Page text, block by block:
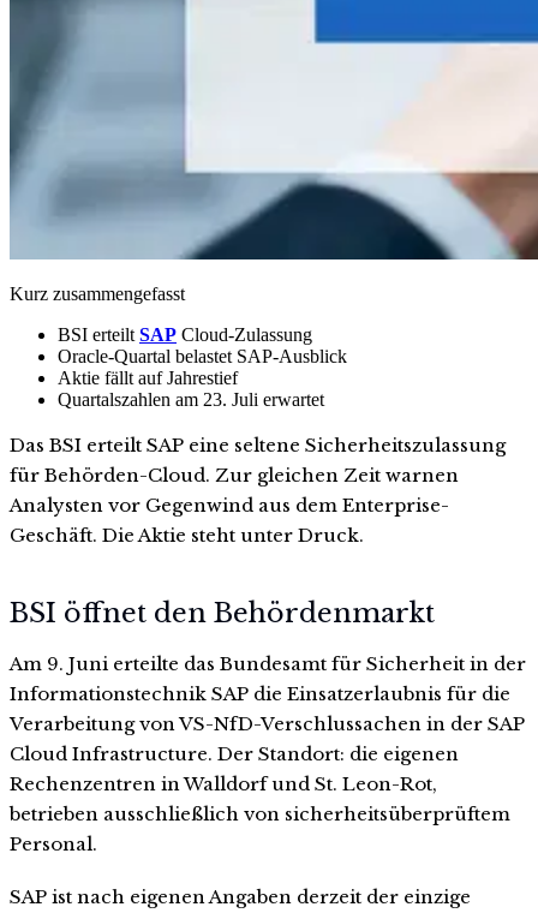
Kurz zusammengefasst
BSI erteilt SAP Cloud-Zulassung
Oracle-Quartal belastet SAP-Ausblick
Aktie fällt auf Jahrestief
Quartalszahlen am 23. Juli erwartet
Das BSI erteilt SAP eine seltene Sicherheitszulassung
für Behörden-Cloud. Zur gleichen Zeit warnen
Analysten vor Gegenwind aus dem Enterprise-
Geschäft. Die Aktie steht unter Druck.
BSI öffnet den Behördenmarkt
Am 9. Juni erteilte das Bundesamt für Sicherheit in der
Informationstechnik SAP die Einsatzerlaubnis für die
Verarbeitung von VS-NfD-Verschlussachen in der SAP
Cloud Infrastructure. Der Standort: die eigenen
Rechenzentren in Walldorf und St. Leon-Rot,
betrieben ausschließlich von sicherheitsüberprüftem
Personal.
SAP ist nach eigenen Angaben derzeit der einzige